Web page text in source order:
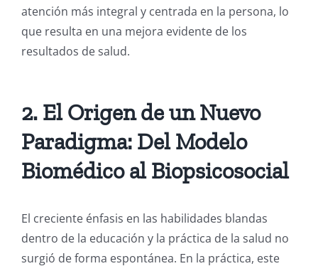
atención más integral y centrada en la persona, lo
que resulta en una mejora evidente de los
resultados de salud.
2. El Origen de un Nuevo
Paradigma: Del Modelo
Biomédico al Biopsicosocial
El creciente énfasis en las habilidades blandas
dentro de la educación y la práctica de la salud no
surgió de forma espontánea. En la práctica, este